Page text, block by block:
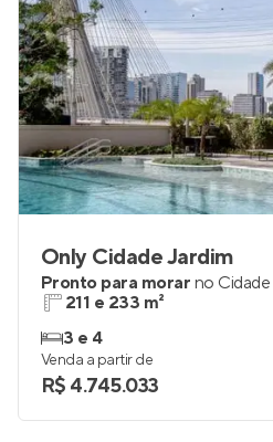
Only Cidade Jardim
Pronto para morar no
211 e 233 m²
3 e 4
Venda a partir de
R$ 4.745.033